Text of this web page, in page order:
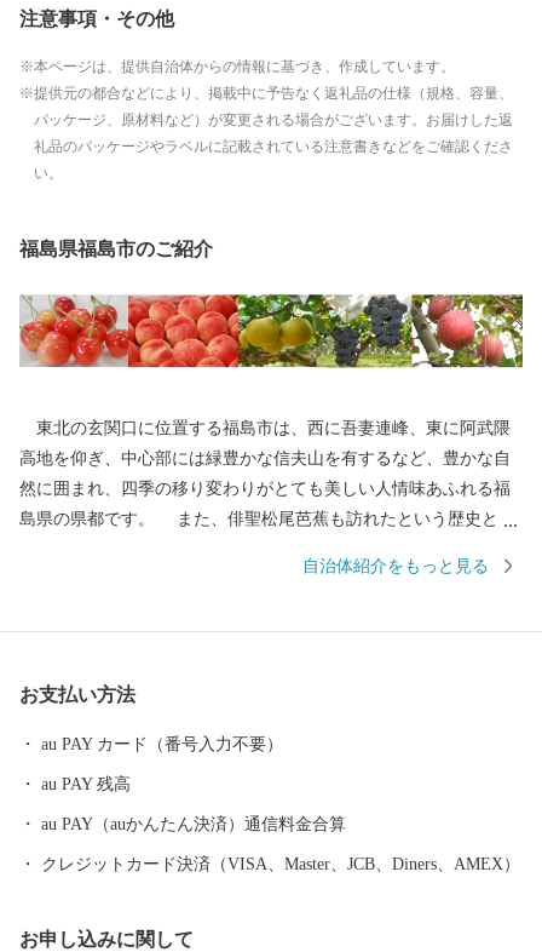
注意事項・その他
本ページは、提供自治体からの情報に基づき、作成しています。
提供元の都合などにより、掲載中に予告なく返礼品の仕様（規格、容量、
パッケージ、原材料など）が変更される場合がございます。お届けした返
礼品のパッケージやラベルに記載されている注意書きなどをご確認くださ
い。
福島県福島市のご紹介
東北の玄関口に位置する福島市は、西に吾妻連峰、東に阿武隈
高地を仰ぎ、中心部には緑豊かな信夫山を有するなど、豊かな自
然に囲まれ、四季の移り変わりがとても美しい人情味あふれる福
島県の県都です。 また、俳聖松尾芭蕉も訪れたという歴史と伝
温泉」や奥州三高湯の一つに数えられる温泉郷「高湯温泉」とい
国の皆様に親しまれております。
自治体紹介をもっと見る
お支払い方法
au PAY カード（番号入力不要）
au PAY 残高
au PAY（auかんたん決済）通信料金合算
クレジットカード決済（VISA、Master、JCB、Diners、AMEX）
お申し込みに関して